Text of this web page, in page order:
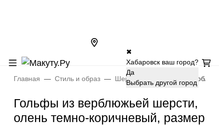
✖
Хабаровск ваш город?
Да
Выбрать другой город
Главная Стиль и образ Шерсть Гольфы из
Гольфы из верблюжьей шерсти,
олень темно-коричневый, размер